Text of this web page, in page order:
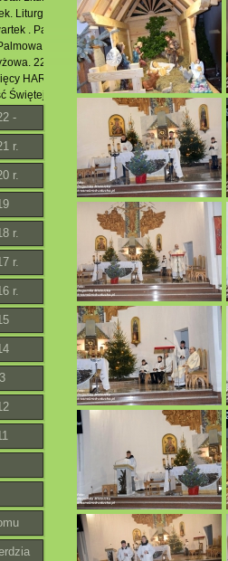
Liturgia Wielkiego Piątku. 29.03.2024 r.
. Pamiątka Ostatniej Wieczerzy.
24.03.2024 r.
22.03.2024 r.
HARMONIA z Łukowej w kościele pw.
Świętej Bożej Rodzicielki Maryi. 01.01.2024
-
r.
r.
r.
r.
r.